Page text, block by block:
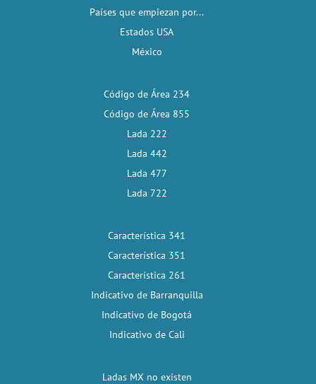
Países que empiezan por...
Estados USA
México
Código de Área 234
Código de Área 855
Lada 222
Lada 442
Lada 477
Lada 722
Característica 341
Característica 351
Característica 261
Indicativo de Barranquilla
Indicativo de Bogotá
Indicativo de Cali
Ladas MX no existen